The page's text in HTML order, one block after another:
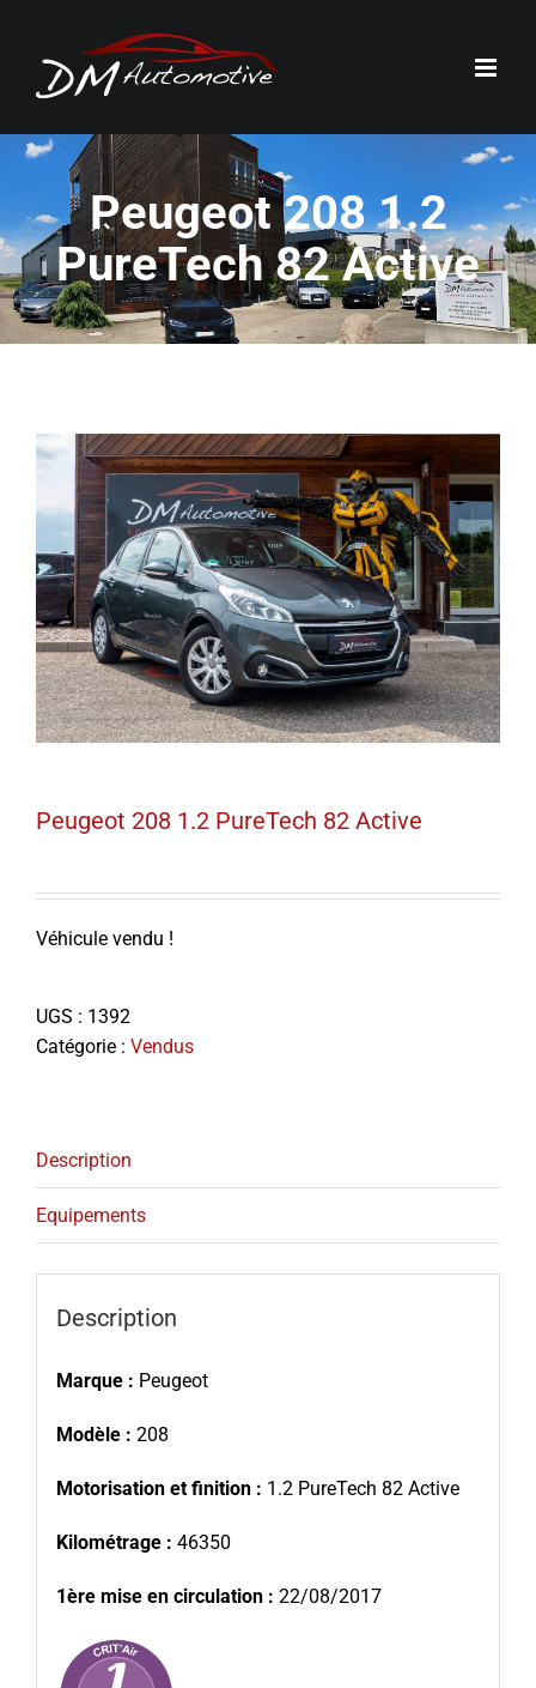
contenu
Peugeot 208 1.2
PureTech 82 Active
Peugeot 208 1.2 PureTech 82 Active
Véhicule vendu !
UGS : 1392
Catégorie : Vendus
Description
Equipements
Description
Marque : Peugeot
Modèle : 208
Motorisation et finition : 1.2 PureTech 82 Active
Kilométrage : 46350
1ère mise en circulation : 22/08/2017